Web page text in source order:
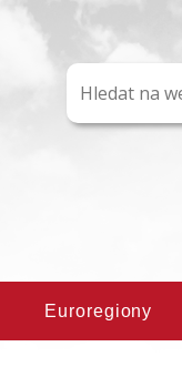
Euroregiony